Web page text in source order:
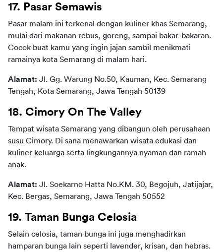
17. Pasar Semawis
Pasar malam ini terkenal dengan kuliner khas Semarang,
mulai dari makanan rebus, goreng, sampai bakar-bakaran.
Cocok buat kamu yang ingin jajan sambil menikmati
ramainya kota Semarang di malam hari.
Alamat: Jl. Gg. Warung No.50, Kauman, Kec. Semarang
Tengah, Kota Semarang, Jawa Tengah 50139
18. Cimory On The Valley
Tempat wisata Semarang yang dibangun oleh perusahaan
susu Cimory. Di sana menawarkan wisata edukasi dan
kuliner keluarga serta lingkungannya nyaman dan ramah
anak.
Alamat: Jl. Soekarno Hatta No.KM. 30, Begojuh, Jatijajar,
Kec. Bergas, Semarang, Jawa Tengah 50552
19. Taman Bunga Celosia
Selain celosia, taman bunga ini juga menghadirkan
hamparan bunga lain seperti lavender, krisan, dan hebras.